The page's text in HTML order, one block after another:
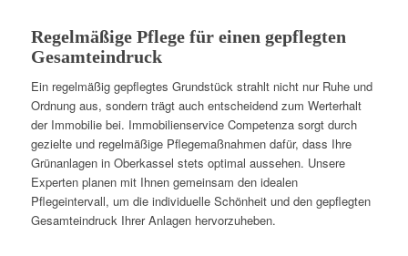
Regelmäßige Pflege für einen gepflegten
Gesamteindruck
Ein regelmäßig gepflegtes Grundstück strahlt nicht nur Ruhe und
Ordnung aus, sondern trägt auch entscheidend zum Werterhalt
der Immobilie bei. Immobilienservice Competenza sorgt durch
gezielte und regelmäßige Pflegemaßnahmen dafür, dass Ihre
Grünanlagen in Oberkassel stets optimal aussehen. Unsere
Experten planen mit Ihnen gemeinsam den idealen
Pflegeintervall, um die individuelle Schönheit und den gepflegten
Gesamteindruck Ihrer Anlagen hervorzuheben.